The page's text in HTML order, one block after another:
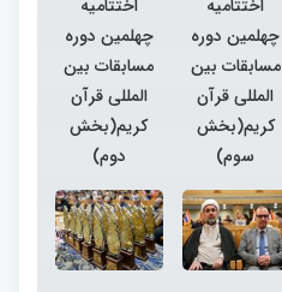
اختتامیه
چهلمین دوره
مسابقات بین
المللی قرآن
کریم(بخش
سوم)
اختتامیه
چهلمین دوره
مسابقات بین
المللی قرآن
کریم(بخش
دوم)